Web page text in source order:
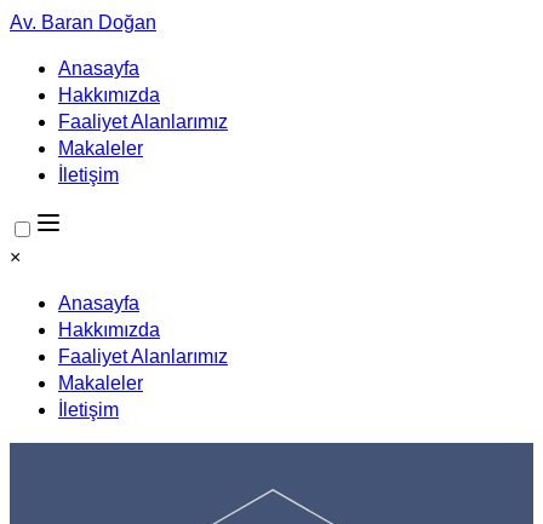
Av. Baran Doğan
Anasayfa
Hakkımızda
Faaliyet Alanlarımız
Makaleler
İletişim
×
Anasayfa
Hakkımızda
Faaliyet Alanlarımız
Makaleler
İletişim